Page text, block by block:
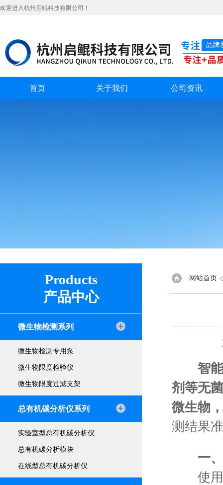
欢迎进入杭州启鲲科技有限公司！
首页 关于我们 公司资讯
Products
产品中心
微生物检测系列
微生物检测专用泵
微生物限度检验仪
微生物限度过滤支架
总有机碳分析仪系列
实验室型总有机碳分析仪
总有机碳分析模块
在线型总有机碳分析仪
网站首页
智
剂等无
微生物
测结果
一
使用